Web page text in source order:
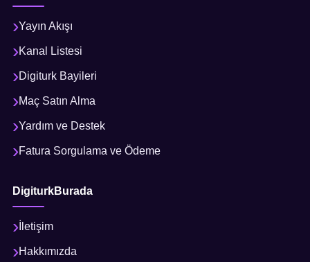
Yayın Akışı
Kanal Listesi
Digiturk Bayileri
Maç Satın Alma
Yardım ve Destek
Fatura Sorgulama ve Ödeme
DigiturkBurada
İletişim
Hakkımızda